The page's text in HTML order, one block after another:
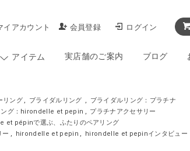
イアカウント 会員登録 ログイン
アイテム 実店舗のご案内 ブログ
リング , ブライダルリング ,
ブライダルリング：プラチナ
ング：hirondelle et pepin , プラチナアクセサリー
et pépinで選ぶ、ふたりのペアリング
ー , hirondelle et pepin , hirondelle et pepinインタビュー